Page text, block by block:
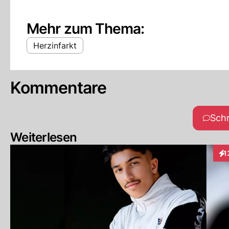
Mehr zum Thema:
Herzinfarkt
Kommentare
Weiterlesen